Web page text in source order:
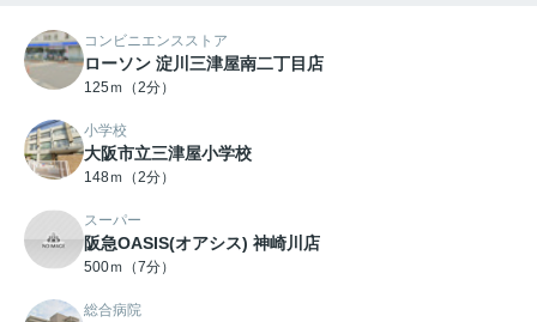
コンビニエンスストア
ローソン 淀川三津屋南二丁目店
125ｍ（2分）
小学校
大阪市立三津屋小学校
148ｍ（2分）
スーパー
阪急OASIS(オアシス) 神崎川店
500ｍ（7分）
総合病院